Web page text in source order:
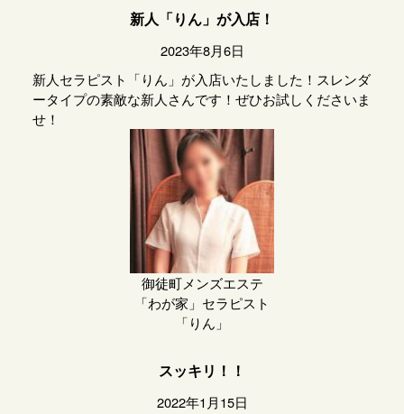
新人「りん」が入店！
2023年8月6日
新人セラピスト「りん」が入店いたしました！スレンダ
ータイプの素敵な新人さんです！ぜひお試しくださいま
せ！
御徒町メンズエステ
「わが家」セラピスト
「りん」
スッキリ！！
2022年1月15日